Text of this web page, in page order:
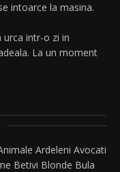
intoarce la masina.
urca intr-o zi in
La un moment
Ardeleni Avocati
Betivi Blonde Bula